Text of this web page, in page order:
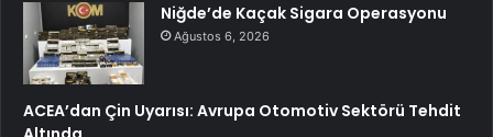
Niğde’de Kaçak Sigara Operasyonu
Ağustos 6, 2026
ACEA’dan Çin Uyarısı: Avrupa Otomotiv Sektörü Tehdit